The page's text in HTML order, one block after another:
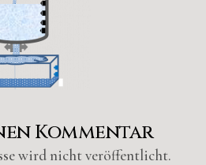
Kommentar
wird nicht veröffentlicht.